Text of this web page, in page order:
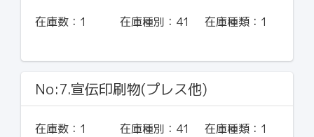
在庫数： 1 在庫種別： 41 在庫種類： 1
No:7.宣伝印刷物(プレス他)
在庫数： 1 在庫種別： 41 在庫種類： 1